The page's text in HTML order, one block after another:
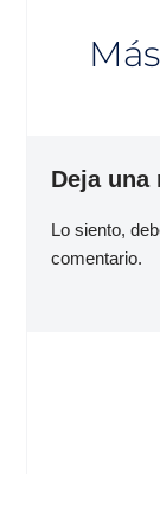
Deja una
Lo siento,
comentario.